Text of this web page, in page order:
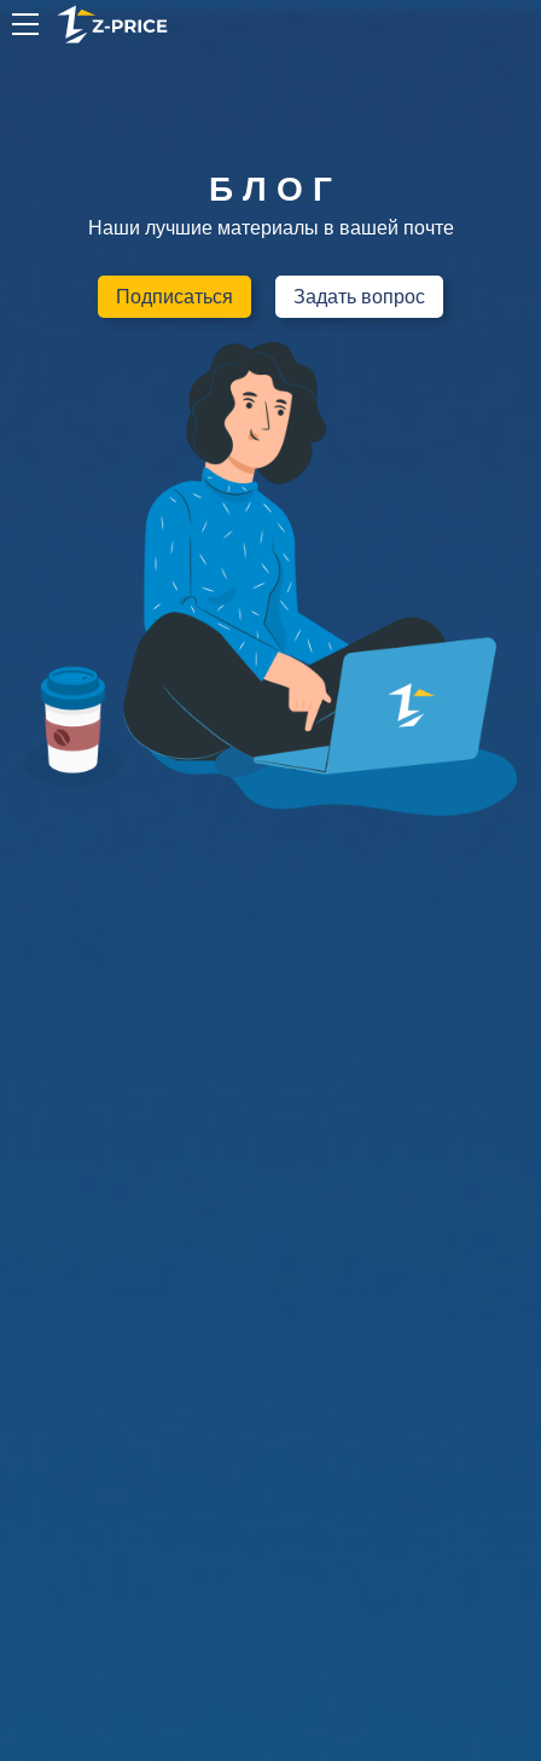
Б Л О Г
Наши лучшие материалы в вашей почте
Подписаться Задать вопрос